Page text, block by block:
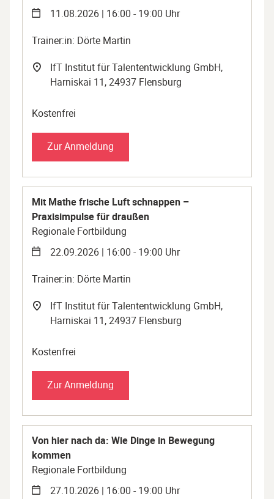
11.08.2026 | 16:00 - 19:00 Uhr
Trainer:in: Dörte Martin
IfT Institut für Talententwicklung GmbH,
Harniskai 11, 24937 Flensburg
Kostenfrei
Zur Anmeldung
Mit Mathe frische Luft schnappen –
Praxisimpulse für draußen
Regionale Fortbildung
22.09.2026 | 16:00 - 19:00 Uhr
Trainer:in: Dörte Martin
IfT Institut für Talententwicklung GmbH,
Harniskai 11, 24937 Flensburg
Kostenfrei
Zur Anmeldung
Von hier nach da: Wie Dinge in Bewegung
kommen
Regionale Fortbildung
27.10.2026 | 16:00 - 19:00 Uhr